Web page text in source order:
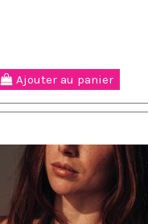
Ajouter au panier